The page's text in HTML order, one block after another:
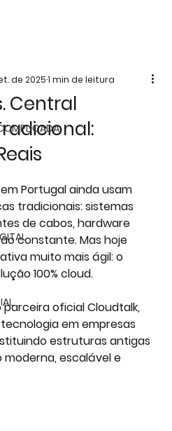
Central
de 20251 min de leitura
Portugal ainda usam
tradicionais: sistemas
de cabos, hardware
constante. Mas hoje
muito mais ágil: o
100% cloud.
parceira oficial Cloudtalk,
em empresas
estruturas antigas
escalável e